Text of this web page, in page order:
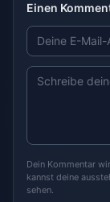
Einen
Dein Kommentar
kannst deine
sehen.